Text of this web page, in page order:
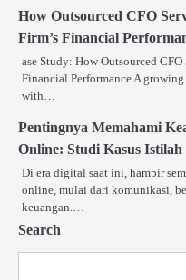
How Outsourced CFO
Firm’s Financial
ase Study: How Outsourced
Financial Performance A
with…
Pentingnya Memahami
Online: Studi Kasus
Di era digital saat ini, hampir
online, mulai dari komunikasi,
keuangan.…
Search